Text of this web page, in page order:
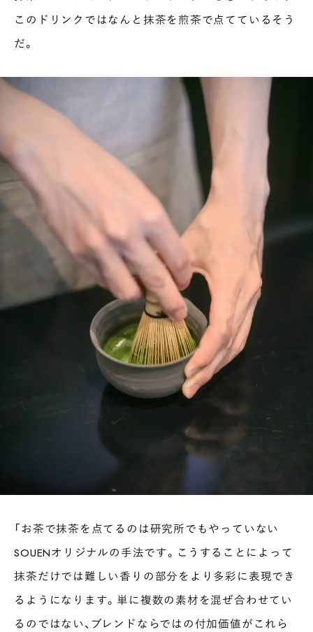
このドリンクではなんと抹茶を煎茶で点てているそう
だ。
「お茶で抹茶を点てるのは研究所でもやっていない
SOUENオリジナルの手法です。こうすることによって
抹茶だけでは難しい香りの部分をより多彩に表現でき
るようになります。単に複数の素材を混ぜ合わせてい
るのではない、ブレンドならではの付加価値がこれら